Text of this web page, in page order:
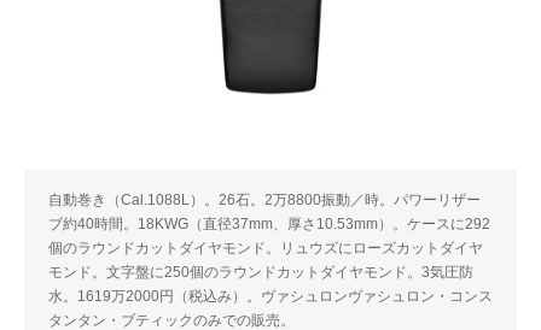
自動巻き（Cal.1088L）。26石。2万8800振動／時。パワーリザー
ブ約40時間。18KWG（直径37mm、厚さ10.53mm）。ケースに292
個のラウンドカットダイヤモンド。リュウズにローズカットダイヤ
モンド。文字盤に250個のラウンドカットダイヤモンド。3気圧防
水。1619万2000円（税込み）。ヴァシュロンヴァシュロン・コンス
タンタン・ブティックのみでの販売。